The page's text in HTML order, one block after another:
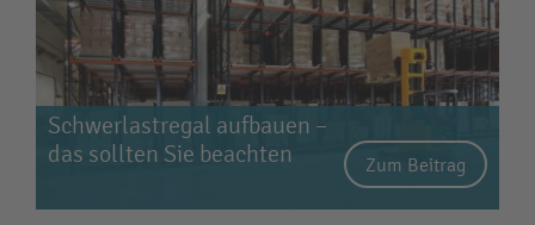
Schwerlastregal aufbauen –
das sollten Sie beachten
Zum Beitrag